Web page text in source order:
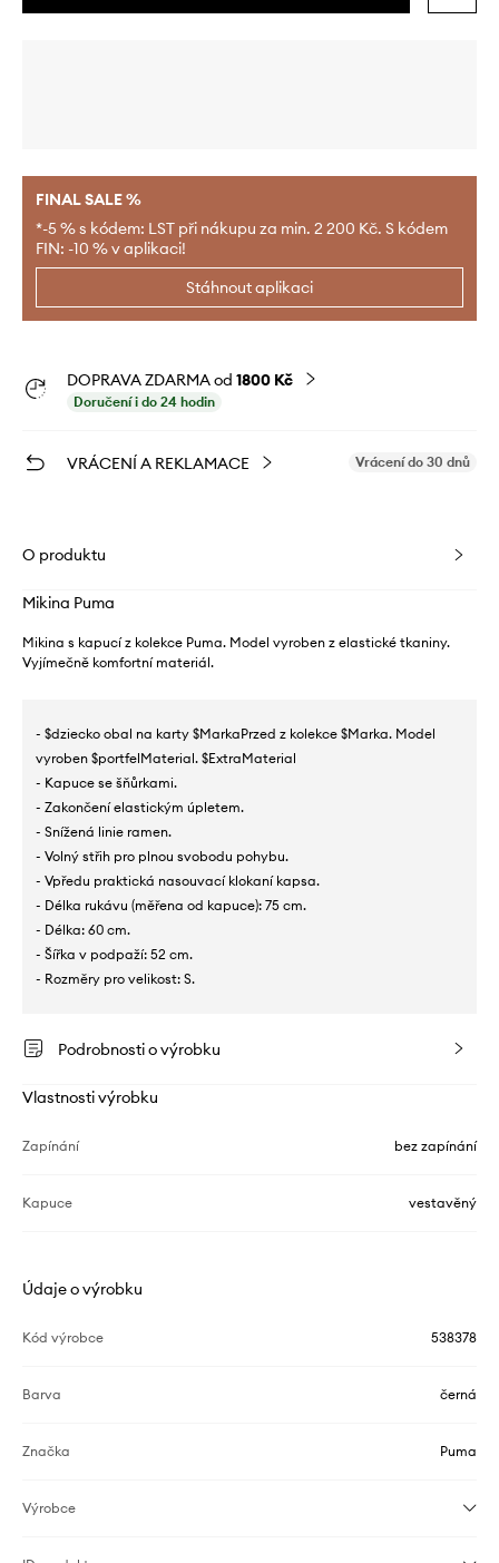
FINAL SALE %
*-5 % s kódem: LST při nákupu za min. 2 200 Kč. S kódem
FIN: -10 % v aplikaci!
Stáhnout aplikaci
DOPRAVA ZDARMA od 1800 Kč
Doručení i do 24 hodin
VRÁCENÍ A REKLAMACE Vrácení do 30 dnů
O produktu
Mikina Puma
Mikina s kapucí z kolekce Puma. Model vyroben z elastické tkaniny.
Vyjímečně komfortní materiál.
- $dziecko obal na karty $MarkaPrzed z kolekce $Marka. Model
vyroben $portfelMaterial. $ExtraMaterial
- Kapuce se šňůrkami.
- Zakončení elastickým úpletem.
- Snížená linie ramen.
- Volný střih pro plnou svobodu pohybu.
- Vpředu praktická nasouvací klokaní kapsa.
- Délka rukávu (měřena od kapuce): 75 cm.
- Délka: 60 cm.
- Šířka v podpaží: 52 cm.
- Rozměry pro velikost: S.
Podrobnosti o výrobku
Vlastnosti výrobku
Zapínání bez zapínání
Kapuce vestavěný
Údaje o výrobku
Kód výrobce 538378
Barva černá
Značka Puma
Výrobce